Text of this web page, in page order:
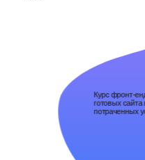
Курс фронт-
готовых
потраченных